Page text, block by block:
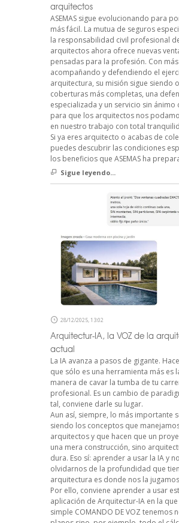
arquitectos
ASEMAS sigue evolucionando para
más fácil. La mutua de seguros
la responsabilidad civil profesional
arquitectos ahora ofrece nuevas
pensadas para la profesión. Con
acompañando y defendiendo el
arquitectura, su misión sigue siendo
coberturas más completas, una
especializada y un servicio sin ánimo
para que los arquitectos nos
en nuestro trabajo con total
Si ya eres arquitecto o acabas de
puedes descubrir las condiciones
los beneficios que ASEMAS ha
Sigue leyendo...
28/12/2025, 13:02
Arquitectur-IA, la VOZ de la
actual
La IA avanza a pasos de gigante.
que sólo es una herramienta más es
manera de cavar la tumba de tu
profesional. Es un cambio de
tal, conviene darle su lugar.
Aun así, siempre, lo más importante
siendo los conceptos que
arquitectos y que hacen que un
una mera construcción, sino
dura. Eso sí: aprender a usar la IA y no
olvidarnos de la profundidad que
arquitectura es donde nos la
Por ello, conviene aprender a usar
aplicación de Arquitectur-IA en la que
simple COMANDO DE VOZ tenemos